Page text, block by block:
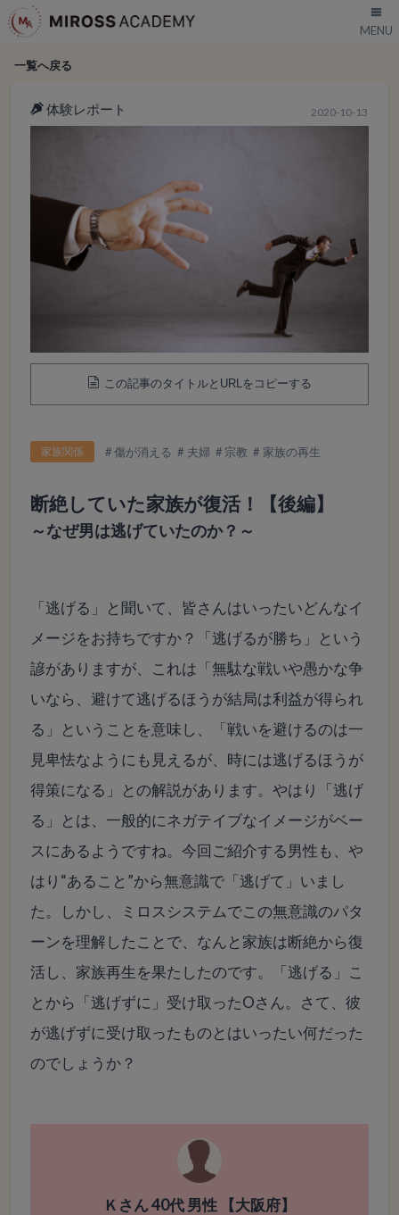
一覧へ戻る
2020-10-13
体験レポート
この記事のタイトルとURLをコピーする
家族関係 傷が消える 夫婦 宗教 家族の再生
断絶していた家族が復活！【後編】
～なぜ男は逃げていたのか？～
「逃げる」と聞いて、皆さんはいったいどんなイ
メージをお持ちですか？「逃げるが勝ち」という
諺がありますが、これは「無駄な戦いや愚かな争
いなら、避けて逃げるほうが結局は利益が得られ
る」ということを意味し、「戦いを避けるのは一
見卑怯なようにも見えるが、時には逃げるほうが
得策になる」との解説があります。やはり「逃げ
る」とは、一般的にネガテイブなイメージがベー
スにあるようですね。今回ご紹介する男性も、や
はり“あること”から無意識で「逃げて」いまし
た。しかし、ミロスシステムでこの無意識のパタ
ーンを理解したことで、なんと家族は断絶から復
活し、家族再生を果たしたのです。「逃げる」こ
とから「逃げずに」受け取ったOさん。さて、彼
が逃げずに受け取ったものとはいったい何だった
のでしょうか？
Ｋさん 40代 男性 【大阪府】